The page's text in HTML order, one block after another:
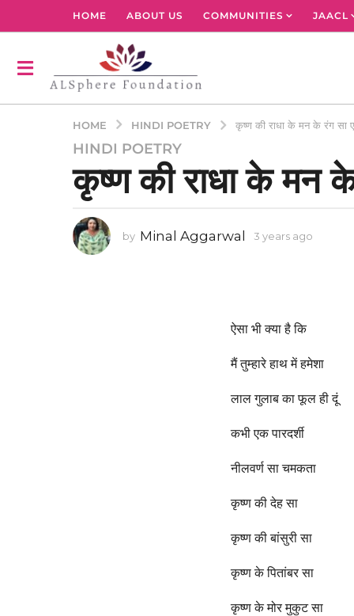
HOME ABOUT US COMMUNITIES JAACL
HOME HINDI POETRY कृष्ण की राधा के मन के रंग
3
y
e
r
s
HINDI POETRY
कृष्ण की राधा के मन
by Minal Aggarwal 3 years ago
ऐसा भी क्या है कि
मैं तुम्हारे हाथ में हमेशा
लाल गुलाब का फूल ही दूं
कभी एक पारदर्शी
नीलवर्ण सा चमकता
कृष्ण की देह सा
कृष्ण की बांसुरी सा
कृष्ण के पितांबर सा
कृष्ण के मोर मुकुट सा